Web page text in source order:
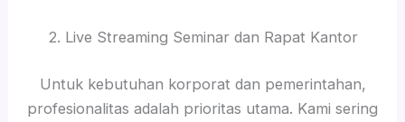
2. Live Streaming Seminar dan Rapat Kantor
Untuk kebutuhan korporat dan pemerintahan,
profesionalitas adalah prioritas utama. Kami sering